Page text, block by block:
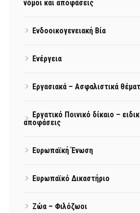
νόμοι και αποφάσεις
Ενδοοικογενειακή Βία
Ενέργεια
Εργασιακά – Ασφαλιστικά
Εργατικό Ποινικό δίκαιο –
αποφάσεις
Ευρωπαϊκή Ένωση
Ευρωπαϊκό Δικαστήριο
Ζώα – Φιλόζωοι